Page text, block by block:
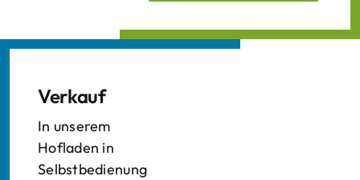
Verkauf
In unserem
Hofladen in
Selbstbedienung